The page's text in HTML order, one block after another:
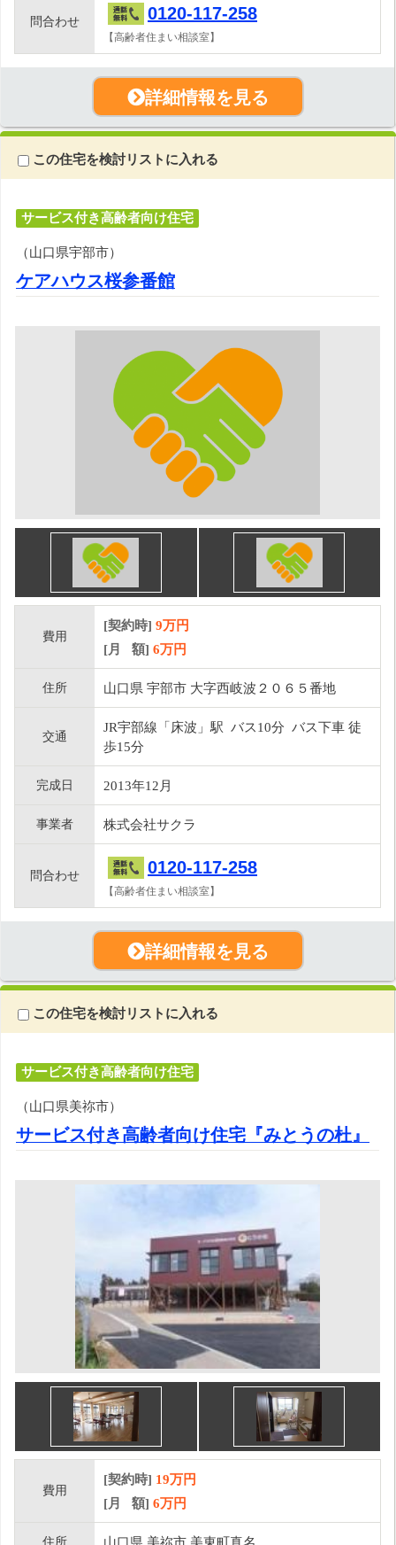
問合わせ 0120-117-258
【高齢者住まい相談室】
詳細情報を見る
この住宅を検討リストに入れる
サービス付き高齢者向け住宅
（山口県宇部市）
ケアハウス桜参番館
費用
[契約時] 9万円
[月 額] 6万円
住所 山口県 宇部市 大字西岐波２０６５番地
交通
JR宇部線「床波」駅 バス10分 バス下車 徒
歩15分
完成日 2013年12月
事業者 株式会社サクラ
問合わせ 0120-117-258
【高齢者住まい相談室】
詳細情報を見る
この住宅を検討リストに入れる
サービス付き高齢者向け住宅
（山口県美祢市）
サービス付き高齢者向け住宅『みとうの杜』
費用
[契約時] 19万円
[月 額] 6万円
住所